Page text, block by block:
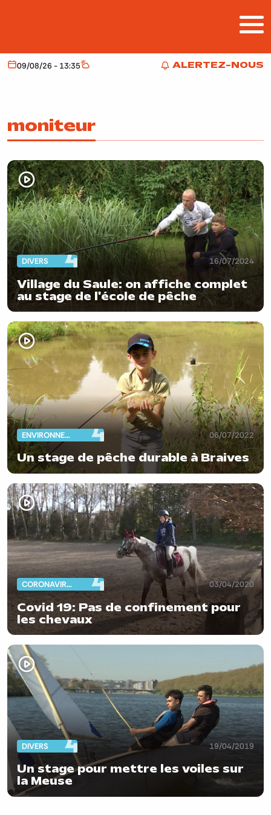
ALERTEZ-NOUS
ALERTEZ-NOUS
Aujourd'hui
09/08/26 - 13:35 Météo
moniteur
DIVERS 16/07/2024
Village du Saule: on affiche complet
au stage de l'école de pêche
ENVIRONNEMENT 06/07/2022
Un stage de pêche durable à Braives
CORONAVIRUS 03/04/2020
Covid 19: Pas de confinement pour
les chevaux
DIVERS 19/04/2019
Un stage pour mettre les voiles sur
la Meuse